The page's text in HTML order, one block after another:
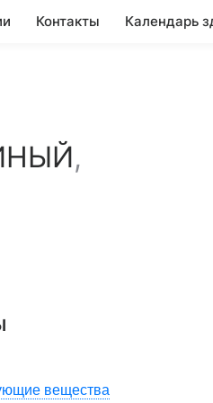
Контакты Календарь
,
вещества